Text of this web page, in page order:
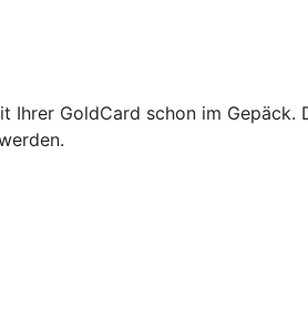
Ihrer GoldCard schon im Gepäck.